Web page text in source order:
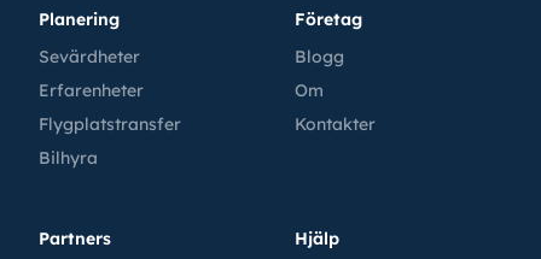
Planering
Sevärdheter
Erfarenheter
Flygplatstransfer
Bilhyra
Företag
Blogg
Om
Kontakter
Partners
Hjälp